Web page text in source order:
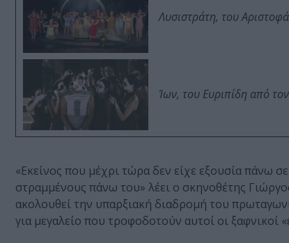
Λυσιστράτη, του
Ίων, του Ευριπίδη από
«Εκείνος που μέχρι τώρα δεν είχε εξουσία πάνω
στραμμένους πάνω του» λέει ο σκηνοθέτης
ακολουθεί την υπαρξιακή διαδρομή του
για μεγαλείο που τροφοδοτούν αυτοί οι ξαφνικοί